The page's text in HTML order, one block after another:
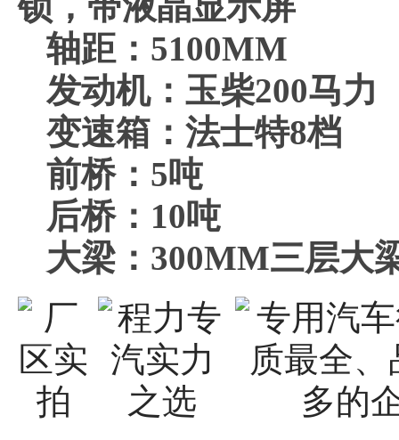
轴距：5100MM
发动机：玉柴200马力
变速箱：法士特8档
前桥：5吨
后桥：10吨
大梁：300MM三层大